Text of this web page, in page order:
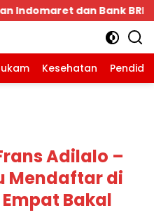
Warga Dalam
Kesehatan
Adilalo –
Mendaftar di
Bakal